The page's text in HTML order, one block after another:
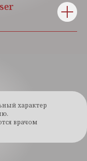
характер
врачом